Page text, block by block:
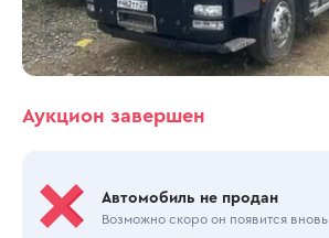
Аукцион завершен
Автомобиль не продан
Возможно скоро он появится вновь